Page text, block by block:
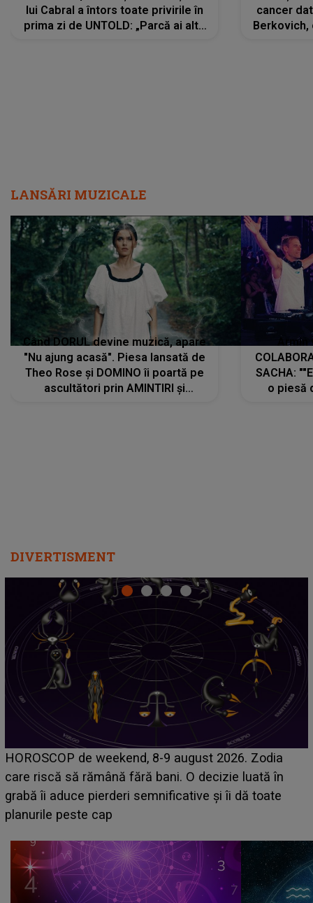
lui Cabral a întors toate privirile în
prima zi de UNTOLD: „Parcă ai altă
cancer
LANSĂRI MUZICALE
Când DORUL devine muzică, apare
"Nu ajung acasă". Piesa lansată de
Theo Rose și DOMINO îi poartă pe
ascultători prin AMINTIRI și
SACHA:
o piesă
DIVERTISMENT
Emanuel a ținut ACEST DETALIU ASCUNS până
acum! În fața Alexandrei, concurentul din Casa Iubirii
face o MĂRTURISIRE NEAȘTEPTATĂ despre mama
sa: "I-am spus și ei în față, eu nu te iubesc pentru